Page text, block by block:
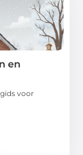
en
voor